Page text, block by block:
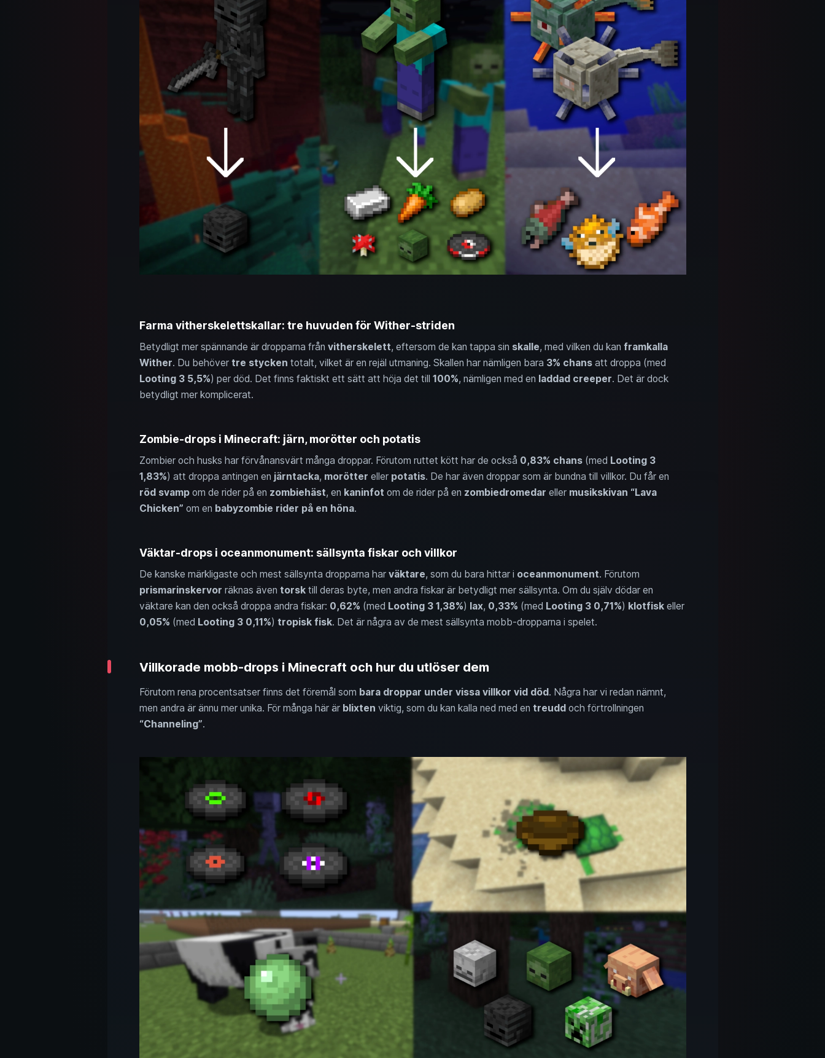
Farma vitherskelettskallar: tre huvuden för Wither-striden
Betydligt mer spännande är dropparna från vitherskelett, eftersom de kan tappa sin skalle, med vilken du kan framkalla
Wither. Du behöver tre stycken totalt, vilket är en rejäl utmaning. Skallen har nämligen bara 3% chansatt droppa (med
Looting 3 5,5%) per död. Det finns faktiskt ett sätt att höja det till 100%, nämligen med en laddad creeper. Det är dock
betydligt mer komplicerat.
Zombie-drops i Minecraft: järn, morötter och potatis
Zombier och husks har förvånansvärt många droppar. Förutom ruttet kött har de också 0,83% chans(med Looting 3
1,83%) att droppa antingen en järntacka, morötter eller potatis. De har även droppar som är bundna till villkor. Du får en
röd svampom de rider på en zombiehäst, en kaninfot om de rider på en zombiedromedar eller musikskivan “Lava
Chicken” om en babyzombie rider på en höna.
Väktar-drops i oceanmonument: sällsynta fiskar och villkor
De kanske märkligaste och mest sällsynta dropparna har väktare, som du bara hittar i oceanmonument. Förutom
prismarinskervor räknas även torsktill deras byte, men andra fiskar är betydligt mer sällsynta. Om du själv dödar en
väktare kan den också droppa andra fiskar: 0,62% (med Looting 3 1,38%) lax, 0,33% (med Looting 3 0,71%) klotfiskeller
0,05% (med Looting 3 0,11%) tropisk fisk. Det är några av de mest sällsynta mobb-dropparna i spelet.
Villkorade mobb-drops i Minecraft och hur du utlöser dem
Förutom rena procentsatser finns det föremål som bara droppar under vissa villkor vid död. Några har vi redan nämnt,
men andra är ännu mer unika. För många här är blixten viktig, som du kan kalla ned med en treuddoch förtrollningen
“Channeling”.